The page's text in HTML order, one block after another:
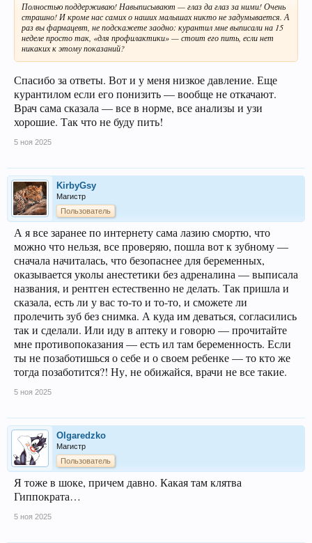
Полностью поддерживаю! Навыписывают — глаз да глаз за ними! Очень
страшно! И кроме нас самих о наших малышах никто не задумывается. А
раз вы фармацевт, не подскажете заодно: курантил мне выписали на 15
неделе просто так, «для профилактики» — стоит его пить, если нет
никаких к этому показаний?
Спасибо за ответы. Вот и у меня низкое давление. Еще
курантилом если его понизить — вообще не откачают.
Врач сама сказала — все в норме, все анализы и узи
хорошие. Так что не буду пить!
5 ноя 2025
KirbyGsy
Магистр
Пользователь
А я все заранее по интернету сама лазию смортю, что
можно что нельзя, все проверяю, пошла вот к зубному —
сначала начиталась, что безопаснее для беременных,
оказывается уколы анестетики без адреналина — выписала
названия, и рентген естественно не делать. Так пришла и
сказала, есть ли у вас то-то и то-то, и сможете ли
пролечить зуб без снимка. А куда им деваться, согласились
так и сделали. Или иду в аптеку и говорю — прочитайте
мне противопоказания — есть ил там беременность. Если
ты не позаботишься о себе и о своем ребенке — то кто же
тогда позаботится?! Ну, не обижайся, врачи не все такие.
5 ноя 2025
Olgaredzko
Магистр
Пользователь
Я тоже в шоке, причем давно. Какая там клятва
Гиппократа…
5 ноя 2025